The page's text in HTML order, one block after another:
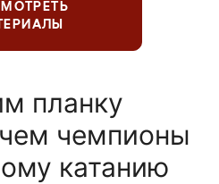
планку
чемпионы
катанию